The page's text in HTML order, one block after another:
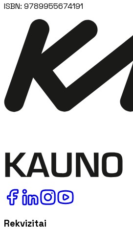
ISBN: 9789955674191
Rekvizitai